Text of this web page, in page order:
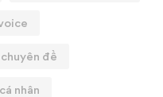
đề
nhân